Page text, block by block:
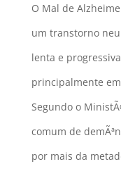
O Mal de
um transtorno
lenta e
principalmente
Segundo o
comum de
por mais da